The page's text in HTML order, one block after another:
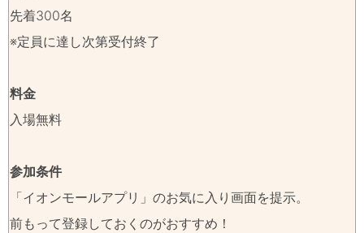
先着300名
※定員に達し次第受付終了
料金
入場無料
参加条件
「イオンモールアプリ」のお気に入り画面を提示。
前もって登録しておくのがおすすめ！